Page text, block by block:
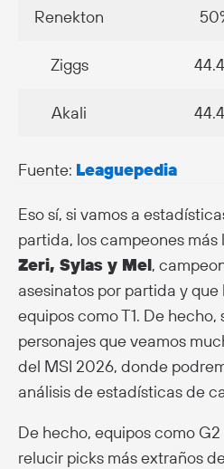
Renekton
Ziggs
Akali
Fuente: Leaguepedia
Eso sí, si vamos a
partida, los campeones más
Zeri, Sylas y Mel,
asesinatos por partida y
equipos como T1. De
personajes que veamos
del MSI 2026, donde
análisis de estadísticas de
De hecho, equipos como
relucir picks más extraños